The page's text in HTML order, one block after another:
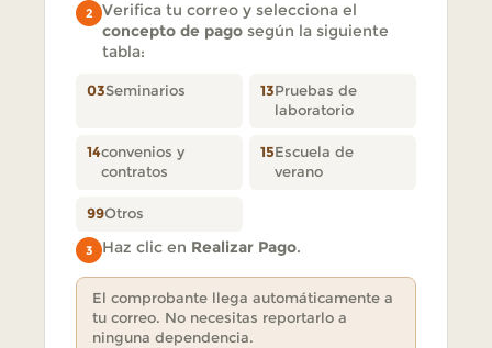
2
Verifica tu correo y selecciona el
concepto de pago según la siguiente
tabla:
03Seminarios 13Pruebas de
laboratorio
14convenios y
contratos
15Escuela de
verano
99Otros
3 Haz clic en Realizar Pago.
El comprobante llega automáticamente a
tu correo. No necesitas reportarlo a
ninguna dependencia.